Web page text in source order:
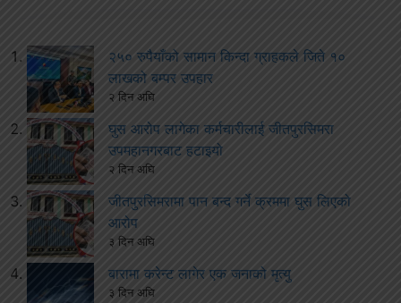
२५० रुपैयाँको सामान किन्दा ग्राहकले जिते १०
लाखको बम्पर उपहार
२ दिन अघि
घुस आरोप लागेका कर्मचारीलाई जीतपुरसिमरा
उपमहानगरबाट हटाइयो
२ दिन अघि
जीतपुरसिमरामा पान बन्द गर्ने क्रममा घुस लिएको
आरोप
३ दिन अघि
बारामा करेन्ट लागेर एक जनाको मृत्यु
३ दिन अघि